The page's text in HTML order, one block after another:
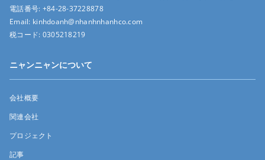
電話番号: +84-28-37228878
Email: kinhdoanh@nhanhnhanhco.com
税コード: 0305218219
ニャンニャンについて
会社概要
関連会社
プロジェクト
記事